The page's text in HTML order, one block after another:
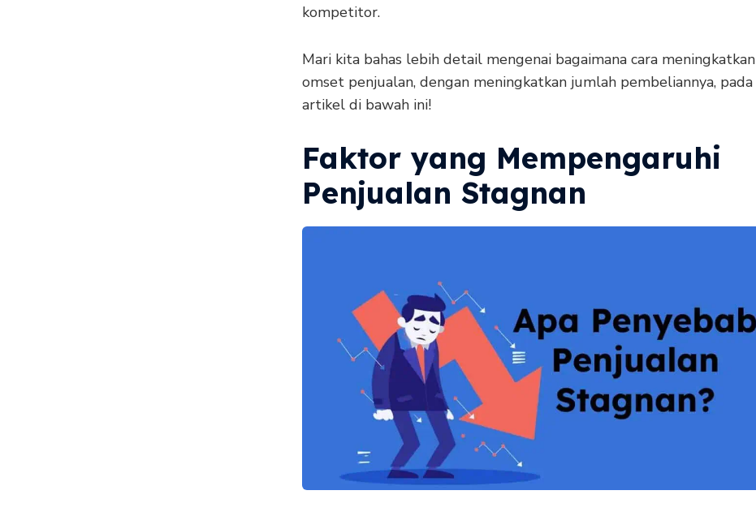
kompetitor.
Mari kita bahas lebih detail mengenai bagaimana cara meningkatkan
omset penjualan, dengan meningkatkan jumlah pembeliannya, pada
artikel di bawah ini!
Faktor yang Mempengaruhi
Penjualan Stagnan